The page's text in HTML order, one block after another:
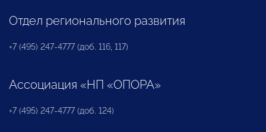
Отдел регионального развития
+7 (495) 247-4777 (доб. 116, 117)
Ассоциация «НП «ОПОРА»
+7 (495) 247-4777 (доб. 124)